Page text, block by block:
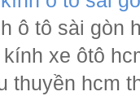
ô tô sài gòn
kính xe ôtô
thuyền hcm